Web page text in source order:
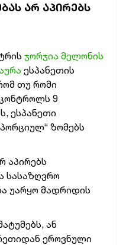
ᲐᲠ ᲐᲞᲘᲠᲔᲑᲡ
ჯორჯია მელონის
ესპანეთის
თუ რომი
9
ესპანეთი
ზომებს
აპირებს
სასაზღვრო
უარყო მადრიდის
ან
ეროვნული